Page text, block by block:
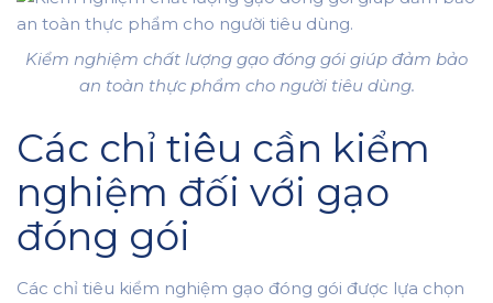
Kiểm nghiệm chất lượng gạo đóng gói giúp đảm bảo
an toàn thực phẩm cho người tiêu dùng.
Các chỉ tiêu cần kiểm
nghiệm đối với gạo
đóng gói
Các chỉ tiêu kiểm nghiệm gạo đóng gói được lựa chọn